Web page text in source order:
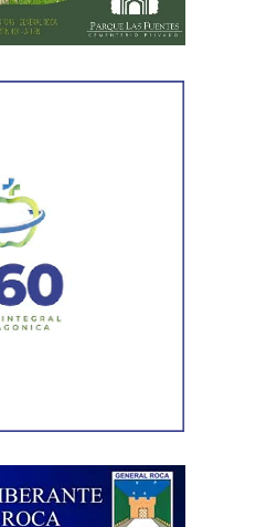
un crédito de
a ampliar la
áreas bajo riego
y otro de 60 millones de
y modernización de los
el ministro de
el director ejecutivo de la
y Ejecución del
Martín Camiña.